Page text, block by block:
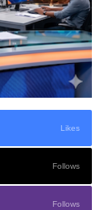
Likes
Follows
Follows